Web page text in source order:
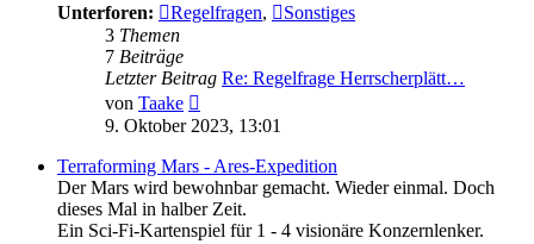
Unterforen:
Regelfragen,
Sonstiges
3 Themen
7 Beiträge
Letzter Beitrag Re: Regelfrage Herrscherplätt…
von Taake
Beitrag
9. Oktober 2023, 13:01
Terraforming Mars - Ares-Expedition
Der Mars wird bewohnbar gemacht. Wieder einmal. Doch
dieses Mal in halber Zeit.
Ein Sci-Fi-Kartenspiel für 1 - 4 visionäre Konzernlenker.